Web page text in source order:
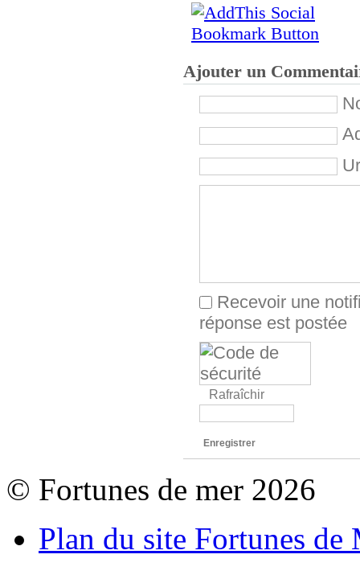
Ajouter un
Recevoir une
réponse est postée
Rafraîchir
Enregistrer
© Fortunes de mer 2026
Plan du site Fortunes de